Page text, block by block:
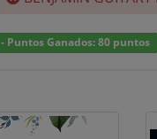
- Puntos Ganados: 80 puntos